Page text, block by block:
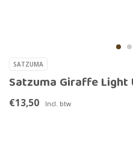
SATZUMA
Satzuma Giraffe Light
€13,50 Incl. btw